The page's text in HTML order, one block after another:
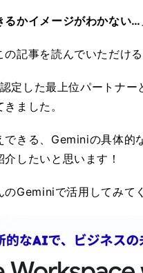
るかイメージがわかない…
記事を読んでいただけ
定した最上位パートナ
ました。
きる、Geminiの具体的
したいと思います！
Geminiで活用してみて